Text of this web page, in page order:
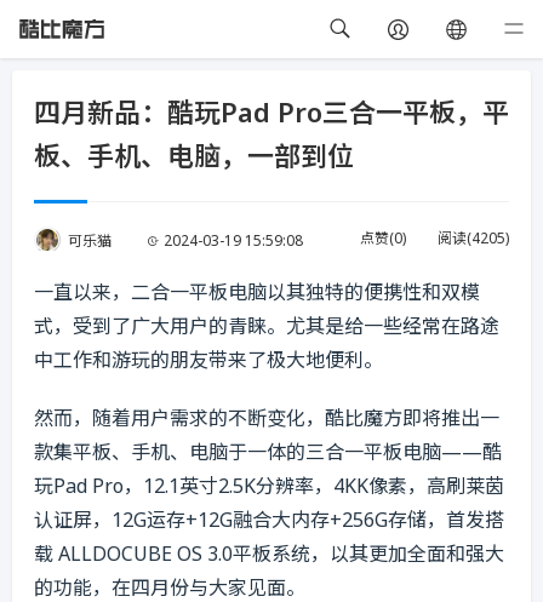
四月新品：酷玩Pad Pro三合一平板，平
板、手机、电脑，一部到位
可乐猫 2024-03-19 15:59:08 阅读(4205)
点赞(0)
一直以来，二合一平板电脑以其独特的便携性和双模
式，受到了广大用户的青睐。尤其是给一些经常在路途
中工作和游玩的朋友带来了极大地便利。
然而，随着用户需求的不断变化，酷比魔方即将推出一
款集平板、手机、电脑于一体的三合一平板电脑——酷
玩Pad Pro，12.1英寸2.5K分辨率，4KK像素，高刷莱茵
认证屏，12G运存+12G融合大内存+256G存储，首发搭
载 ALLDOCUBE OS 3.0平板系统，以其更加全面和强大
的功能，在四月份与大家见面。